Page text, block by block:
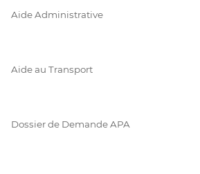
Aide Administrative
Aide au Transport
Dossier de Demande APA